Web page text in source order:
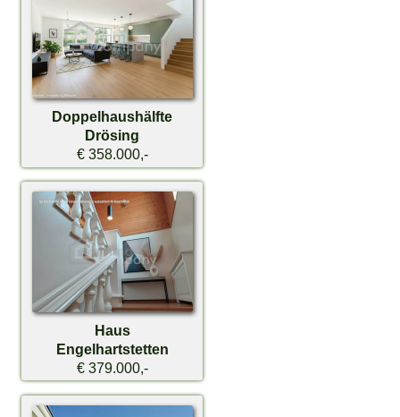
Doppelhaushälfte
Drösing
€ 358.000,-
Haus
Engelhartstetten
€ 379.000,-